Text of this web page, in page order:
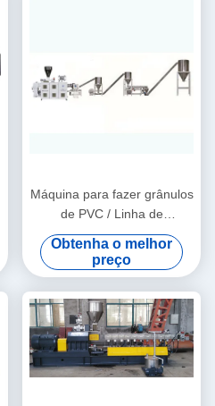
Máquina para fazer grânulos
de PVC / Linha de
pelotização de PVC
Obtenha o melhor
preço